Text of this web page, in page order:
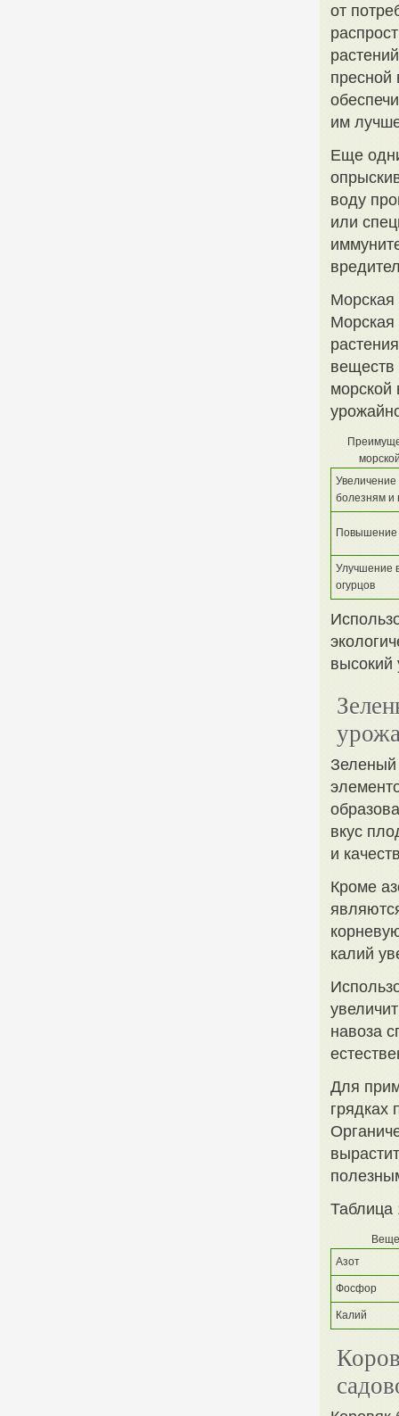
от
пресной
им
Еще
воду
или
Морская
Морская
веществ
морской
Увеличение
болезням и
Повышение
Улучшение
огурцов
высокий
Зеленый
вкус
и
Кроме
калий
навоза
Для
грядках
Таблица
Азот
Фосфор
Калий